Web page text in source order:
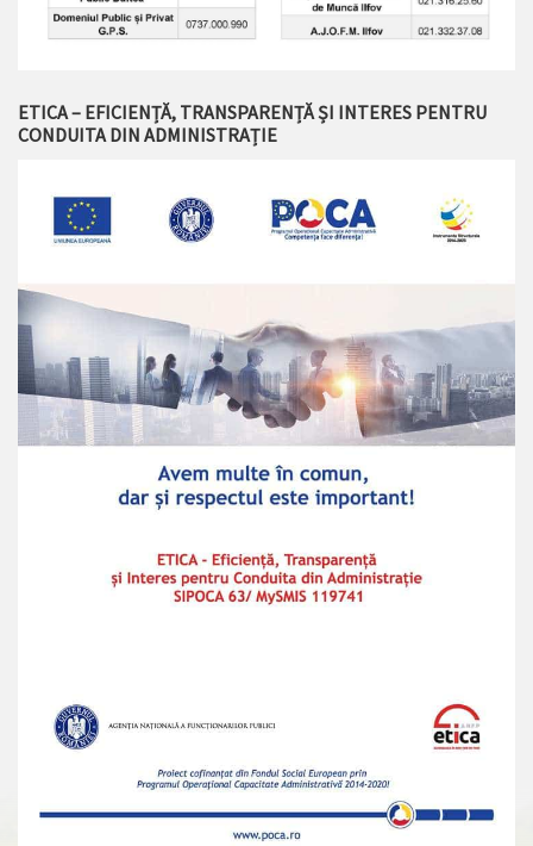
ETICA – EFICIENȚĂ, TRANSPARENȚĂ ȘI INTERES PENTRU
CONDUITA DIN ADMINISTRAȚIE